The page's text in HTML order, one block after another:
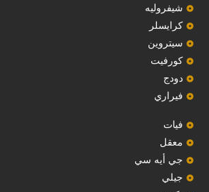
شيفروليه
‏كرايسلر‏
سيتروين
‏كورفيت‏
دودج
فيراري
فيات
معقل
‏جي أيه سي‏
جيلي